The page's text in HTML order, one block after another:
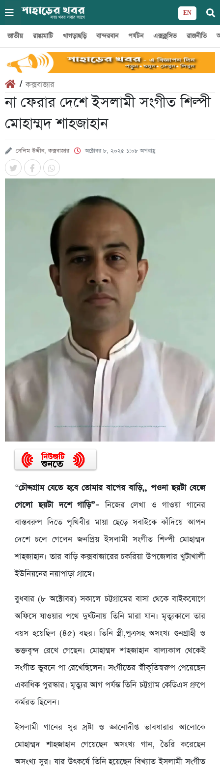
EN
জাতীয় রাঙামাটি খাগড়াছড়ি বান্দরবান পর্যটন এক্সক্লুসিভ রাজনীতি
/কক্সবাজার
না ফেরার দেশে ইসলামী সংগীত শিল্পী
মোহাম্মদ শাহজাহান
সেলিম উদ্দীন, কক্সবাজার অক্টোবর ৮, ২০২৫ ১:০৮ অপরাহ্ণ
“চৌদ্দগ্রাম যেতে হবে তোমার বাপের বাড়ি,, পওনা ছয়টা বেজে
গেলো ছয়টা দশে গাড়ি”–নিজের লেখা ও গাওয়া গানের
বাস্তবরুপ দিতে পৃথিবীর মায়া ছেড়ে সবাইকে কাঁদিয়ে আপন
দেশে চলে গেলেন জনপ্রিয় ইসলামী সংগীত শিল্পী মোহাম্মদ
শাহজাহান। তার বাড়ি কক্সবাজারের চকরিয়া উপজেলার খুটাখালী
ইউনিয়নের নয়াপাড়া গ্রামে।
বুধবার (৮ অক্টোবর) সকালে চট্টগ্রামের বাসা থেকে বাইকযোগে
অফিসে যাওয়ার পথে দুর্ঘটনায় তিনি মারা যান। মৃত্যুকালে তার
বয়স হয়েছিল (৪৫) বছর। তিনি স্ত্রী,পুত্রসহ অসংখ্য গুনগ্রাহী ও
ভক্তবৃন্দ রেখে গেছেন। মোহাম্মদ শাহজাহান বাল্যকাল থেকেই
সংগীত ভুবনে পা রেখেছিলেন। সংগীতের স্বীকৃতিস্বরুপ পেয়েছেন
একাধিক পুরস্কার। মৃত্যুর আগ পর্যন্ত তিনি চট্টগ্রাম কেডিএস গ্রুপে
কর্মরত ছিলেন।
ইসলামী গানের সুর স্রষ্টা ও জ্ঞানোদীপ্ত ভাবধারার আলোকে
মোহাম্মদ শাহজাহান গেয়েছেন অসংখ্য গান, তৈরি করেছেন
অসংখ্য সুর। যার উৎকর্ষে তিনি হয়েছেন বিখ্যাত ইসলামী সংগীত